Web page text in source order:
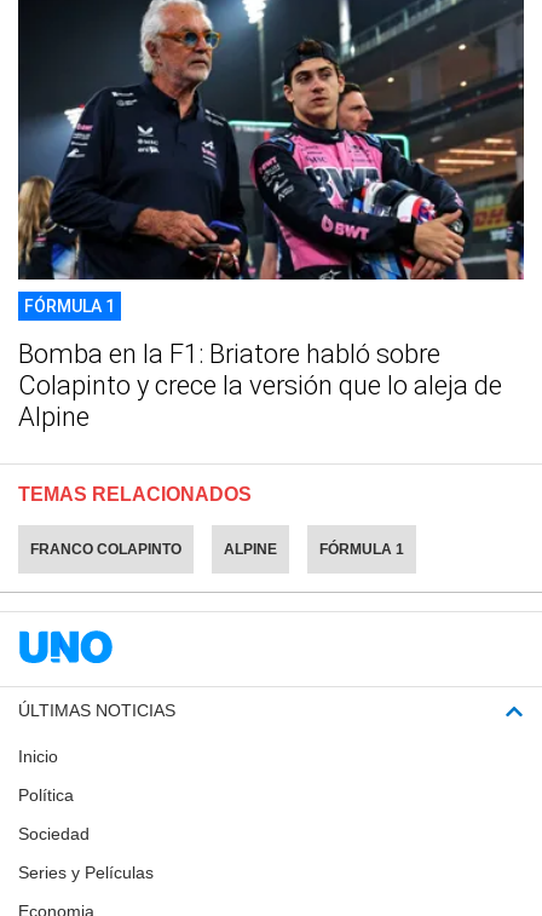
FÓRMULA 1
Bomba en la F1: Briatore habló sobre
Colapinto y crece la versión que lo aleja de
Alpine
TEMAS RELACIONADOS
FRANCO COLAPINTO ALPINE FÓRMULA 1
ÚLTIMAS NOTICIAS
Inicio
Política
Sociedad
Series y Películas
Economia